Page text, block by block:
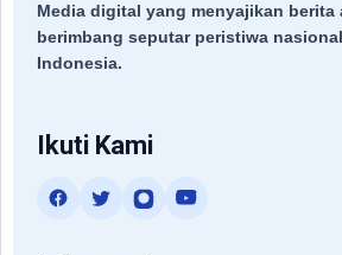
Media digital yang menyajikan berita
berimbang seputar peristiwa
Indonesia.
Ikuti Kami